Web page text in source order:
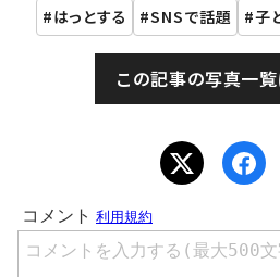
はっとする SNSで話題 子
この記事の写真一覧